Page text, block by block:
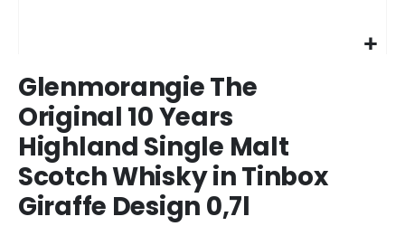
Anfang
der
Bildergalerie
springen
Glenmorangie The
Original 10 Years
Highland Single Malt
Scotch Whisky in Tinbox
Giraffe Design 0,7l